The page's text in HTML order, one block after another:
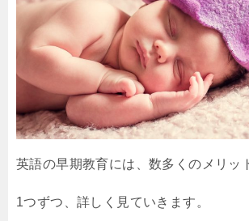
英語の早期教育には、数多くのメリッ
1つずつ、詳しく見ていきます。